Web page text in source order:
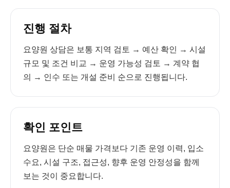
진행 절차
요양원 상담은 보통 지역 검토 → 예산 확인 → 시설
규모 및 조건 비교 → 운영 가능성 검토 → 계약 협
의 → 인수 또는 개설 준비 순으로 진행됩니다.
확인 포인트
요양원은 단순 매물 가격보다 기존 운영 이력, 입소
수요, 시설 구조, 접근성, 향후 운영 안정성을 함께
보는 것이 중요합니다.